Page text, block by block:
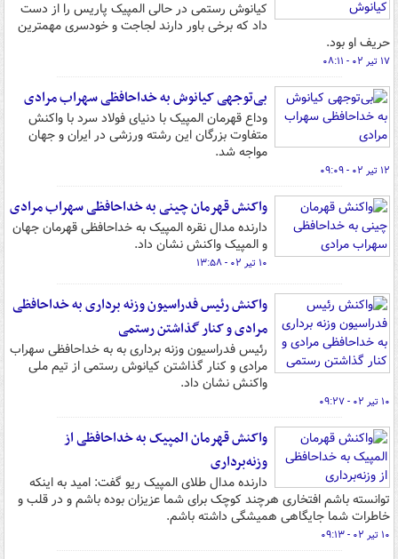
کیانوش رستمی در حالی المپیک پاریس را از دست
داد که برخی باور دارند لجاجت و خودسری مهمترین
حریف او بود.
۱۷ تیر ۰۲ - ۰۸:۱۱
بی‌توجهی کیانوش به خداحافظی سهراب مرادی
وداع قهرمان المپیک با دنیای فولاد سرد با واکنش
متفاوت بزرگان این رشته ورزشی در ایران و جهان
مواجه شد.
۱۲ تیر ۰۲ - ۰۹:۰۹
واکنش قهرمان چینی به خداحافظی سهراب مرادی
دارنده مدال نقره المپیک به خداحافظی قهرمان جهان
و المپیک واکنش نشان داد.
۱۰ تیر ۰۲ - ۱۳:۵۸
واکنش رئیس فدراسیون وزنه برداری به خداحافظی
مرادی و کنار گذاشتن رستمی
رئیس فدراسیون وزنه برداری به به خداحافظی سهراب
مرادی و کنار گذاشتن کیانوش رستمی از تیم ملی
واکنش نشان داد.
۱۰ تیر ۰۲ - ۰۹:۲۷
واکنش قهرمان المپیک به خداحافظی از
وزنه‌برداری
دارنده مدال طلای المپیک ریو گفت: امید به اینکه
توانسته باشم افتخاری هرچند کوچک برای شما عزیزان بوده باشم و در قلب و
خاطرات شما جایگاهی همیشگی داشته باشم.
۱۰ تیر ۰۲ - ۰۹:۱۳